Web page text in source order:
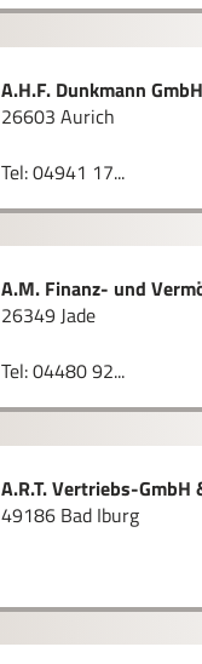
A.H.F. Dunkmann
26603 Aurich
Tel: 04941 17...
A.M. Finanz- und
26349 Jade
Tel: 04480 92...
A.R.T. Vertriebs-GmbH
49186 Bad Iburg